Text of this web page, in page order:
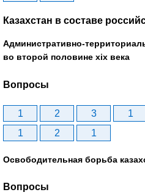
Казахстан в составе
Административно-
во второй половине xix века
Вопросы
1 2 3 1
1
2 1
Освободительная борьба
Вопросы